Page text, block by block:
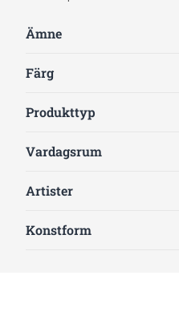
Ämne
Färg
Produkttyp
Vardagsrum
Artister
Konstform